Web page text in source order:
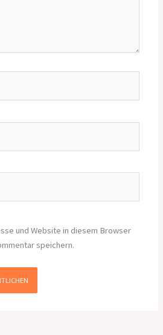
und Website in diesem Browser
speichern.